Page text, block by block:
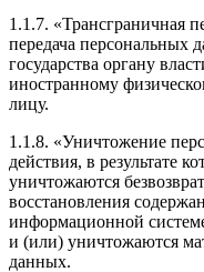
1.1.7. «Трансграничная
передача персональных
государства органу
иностранному
лицу.
1.1.8. «Уничтожение
действия, в результате
уничтожаются
восстановления
информационной
и (или) уничтожаются
данных.